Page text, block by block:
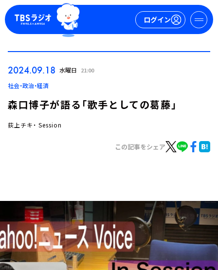
ログイン
トピックス
TBS Podcast
お知らせ
イベント・グッズ
YouTube
会社情報
2024.09.18 水曜日 21:00
社会・政治・経済
森口博子が語る「歌手としての葛藤」
荻上チキ・ Session
この記事をシェア